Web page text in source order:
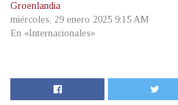
Groenlandia
miércoles, 29 enero 2025 9:15 AM
En «Internacionales»